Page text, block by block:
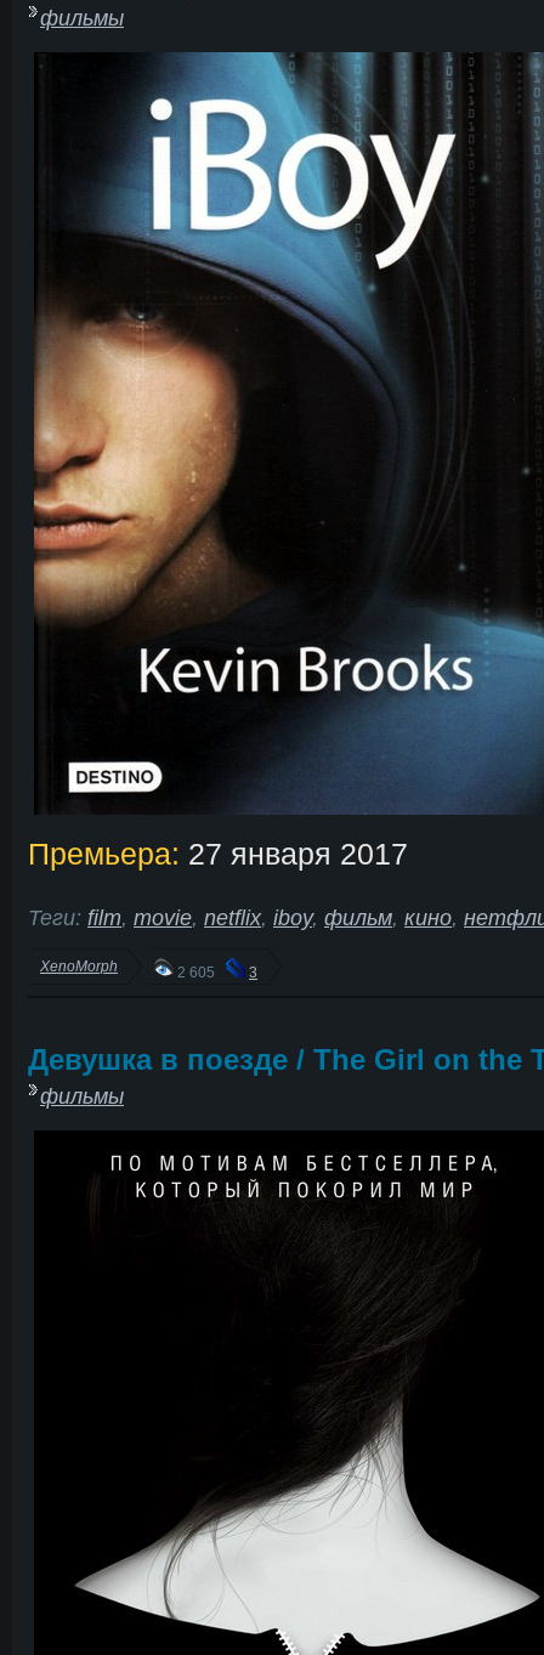
фильмы
Премьера: 27 января 2017
Теги: film, movie, netflix, iboy, фильм, кино,
XenoMorph 2 605 3
Девушка в поезде / The Girl on the
фильмы